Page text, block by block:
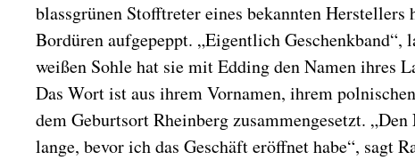
blassgrünen Stofftreter eines bekannten
Bordüren aufgepeppt. „Eigentlich Geschenkband“,
weißen Sohle hat sie mit Edding den Namen ihres
Das Wort ist aus ihrem Vornamen, ihrem
dem Geburtsort Rheinberg zusammengesetzt. „Den
lange, bevor ich das Geschäft eröffnet habe“, sagt